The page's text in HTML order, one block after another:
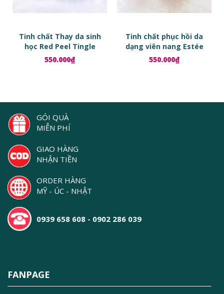
Tinh chất Thay da sinh
học Red Peel Tingle
Serum
550.000₫
Tinh chất phục hồi da
dạng viên nang Estée
Lauder Advanced Night
Repair Ampoules
550.000₫
GÓI QUÀ
MIỄN PHÍ
GIAO HÀNG
NHẬN TIỀN
ORDER HÀNG
MỸ - ÚC - NHẬT
0939 658 608 - 0902 286 039
FANPAGE